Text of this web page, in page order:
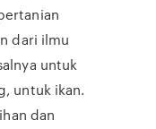
dari ilmu
untuk
untuk ikan.
dan